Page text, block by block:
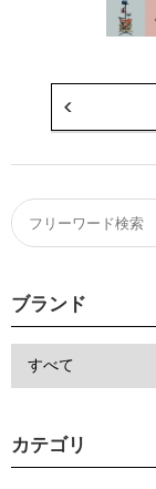
ブランド
カテゴリ